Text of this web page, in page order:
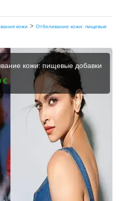
кожи > Отбеливание кожи: пищевые
кожи: пищевые добавки
€